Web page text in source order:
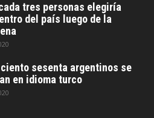
tres personas elegiría
del país luego de la
sesenta argentinos se
en idioma turco